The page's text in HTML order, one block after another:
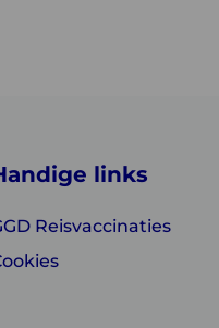
links
Reisvaccinaties